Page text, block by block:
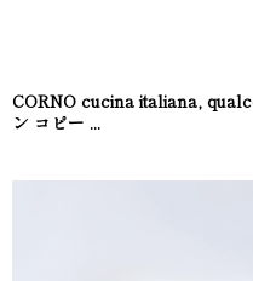
CORNO cucina italiana,
ン コピー ...